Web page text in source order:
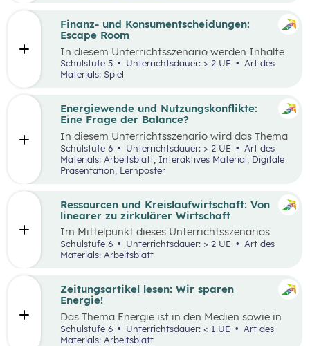
Energiewende und Nutzungskonflikte:
Eine Frage der Balance?
In diesem Unterrichtsszenario wird das Thema
Energiewende und damit einhergehende
Nutzungskonflikte behandelt. Methodisch wird
zuerst mit einem Wimmelbild gearbeitet, auf
dem unterschiedliche Szenen und Darstellungen
einhergehender Konflikte zu finden sind.
Schulstufe 6 Unterrichtsdauer: > 2 UE
Materials: Arbeitsblatt, Interaktives Material, Digitale
Präsentation, Lernposter
Ressourcen und Kreislaufwirtschaft: Von
linearer zu zirkulärer Wirtschaft
Im Mittelpunkt dieses Unterrichtsszenarios
steht ein sprachsensibel aufbereiteter Text zum
Thema verantwortungsvoller Umgang mit
„Wohin?“ gestellt und die Konzepte „lineares
Wirtschaften” und „Kreislaufwirtschaft”
erarbeitet.
Schulstufe 6 Unterrichtsdauer: > 2 UE
Art des
Materials: Arbeitsblatt
Beispielen wird an die Lebenswelt der
Schüler:innen angeknüpft, die selbst unbezahlte
Tätigkeiten im Haushalt aufzeichnen und deren
Verteilung reflektieren.
Finanz- und Konsumentscheidungen:
Escape Room
In diesem Unterrichtsszenario werden Inhalte
desKompetenzbereichs„Leben und
Wirtschaften im eigenen Umfeld“ spielerisch
Kooperation bei der Teamarbeit
zwischenmenschliche Kompetenzen zu stärken
und sogenannte 21
st
Schulstufe 5 Unterrichtsdauer: > 2 UE
Art des
Materials: Spiel
Zeitungsartikel lesen: Wir sparen
Energie!
Das Thema Energie ist in den Medien sowie in
täglichen Gesprächen allgegenwärtig. Dabei
wird oft von hohem Energieverbrauch, von
Schulstufe 6 Unterrichtsdauer: < 1 UE
Materials: Arbeitsblatt